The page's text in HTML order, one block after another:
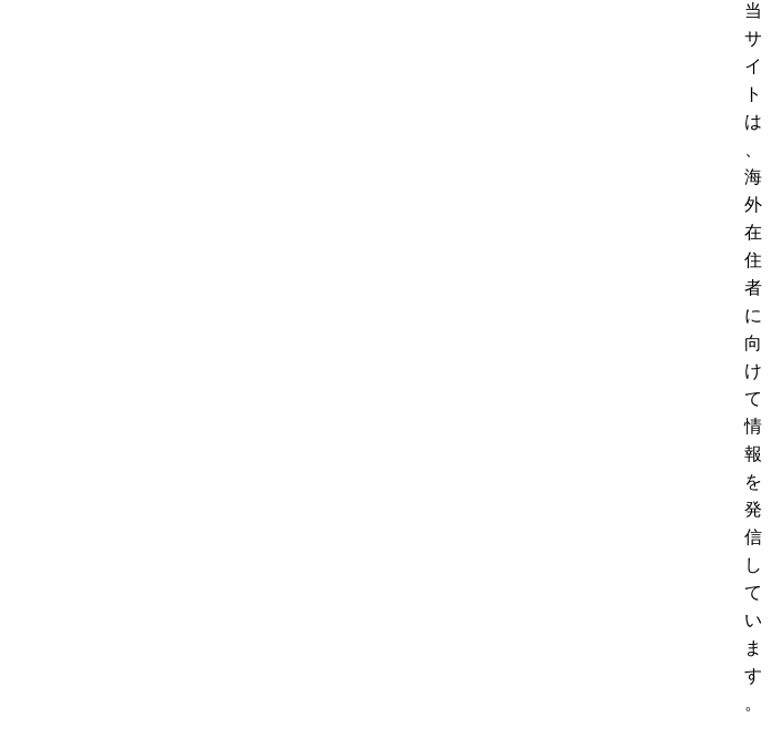
当
サ
イ
ト
は
海
外
在
住
者
に
向
け
て
情
報
を
発
信
し
て
い
ま
す
。